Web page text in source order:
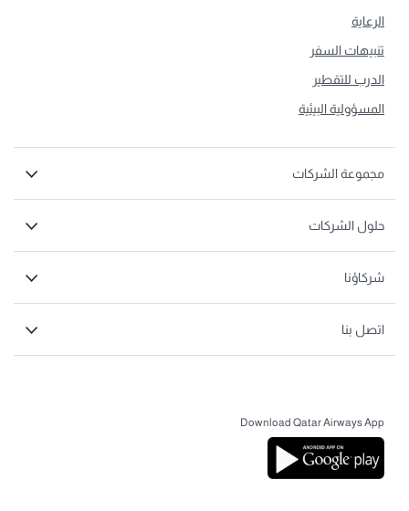
الرعاية
تنبيهات السفر
الدرب للتقطير
المسؤولية البيئية
مجموعة الشركات
حلول الشركات
شركاؤنا
اتصل بنا
Download Qatar Airways App